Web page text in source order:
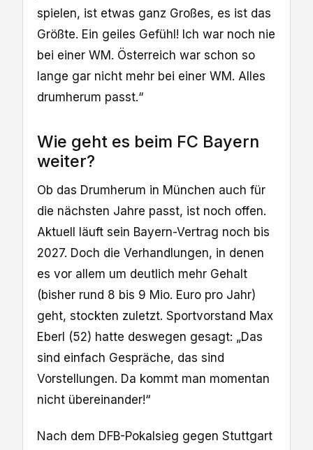
spielen, ist etwas ganz Großes, es ist das
Größte. Ein geiles Gefühl! Ich war noch nie
bei einer WM. Österreich war schon so
lange gar nicht mehr bei einer WM. Alles
drumherum passt.“
Wie geht es beim FC Bayern
weiter?
Ob das Drumherum in München auch für
die nächsten Jahre passt, ist noch offen.
Aktuell läuft sein Bayern-Vertrag noch bis
2027. Doch die Verhandlungen, in denen
es vor allem um deutlich mehr Gehalt
(bisher rund 8 bis 9 Mio. Euro pro Jahr)
geht, stockten zuletzt. Sportvorstand Max
Eberl (52) hatte deswegen gesagt: „Das
sind einfach Gespräche, das sind
Vorstellungen. Da kommt man momentan
nicht übereinander!“
Nach dem DFB-Pokalsieg gegen Stuttgart